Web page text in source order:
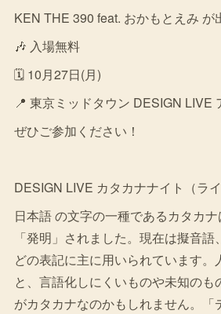
KEN THE 390 feat. おかもとえみ が
🎶 入場無料
🗓 10月27日(月)
📍 東京ミッドタウン DESIGN LIVE
ぜひご参加ください！
DESIGN LIVE カタカナナイト（ライ
日本語 の文字の一種であるカタカ
「発明」されました。現在は擬音
どの表記に主に用いられています。
と、言語化しにくいものや未知のも
がカタカナなのかもしれません。「